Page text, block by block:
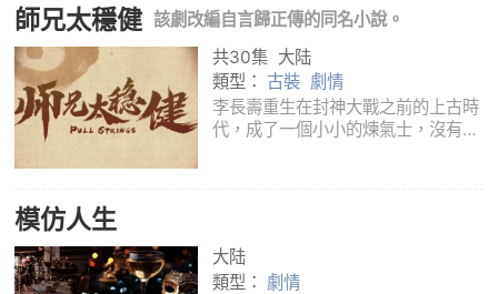
魔方遊戲作為線索貫穿始終，最終偵
師兄太穩健 該劇改編自言歸正傳的同名小說。
共30集 大陆
類型： 古裝 劇情
李長壽重生在封神大戰之前的上古時
代，成了一個小小的煉氣士，沒有什
模仿人生
大陆
類型： 劇情